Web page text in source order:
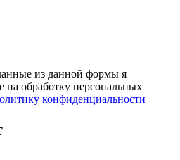
из данной формы я
на обработку персональных
конфиденциальности